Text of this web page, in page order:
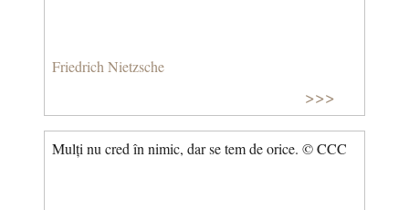
Friedrich Nietzsche
>>>
Mulți nu cred în nimic, dar se tem de orice. © CCC